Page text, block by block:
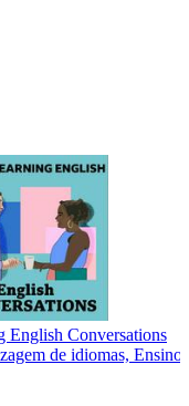
English Conversations
de idiomas, Ensino